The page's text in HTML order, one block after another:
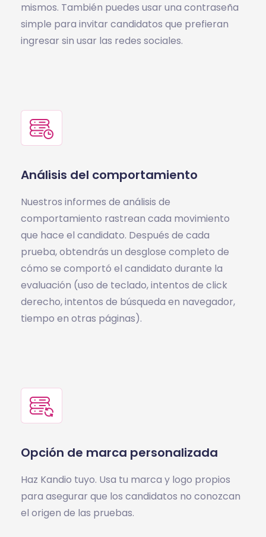
mismos. También puedes usar una contraseña
simple para invitar candidatos que prefieran
ingresar sin usar las redes sociales.
Análisis del comportamiento
Nuestros informes de análisis de
comportamiento rastrean cada movimiento
que hace el candidato. Después de cada
prueba, obtendrás un desglose completo de
cómo se comportó el candidato durante la
evaluación (uso de teclado, intentos de click
derecho, intentos de búsqueda en navegador,
tiempo en otras páginas).
Opción de marca personalizada
Haz Kandio tuyo. Usa tu marca y logo propios
para asegurar que los candidatos no conozcan
el origen de las pruebas.